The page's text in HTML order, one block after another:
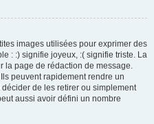
images utilisées pour exprimer des
: :) signifie joyeux, :( signifie triste. La
la page de rédaction de message.
peuvent rapidement rendre un
de les retirer ou simplement
aussi avoir défini un nombre